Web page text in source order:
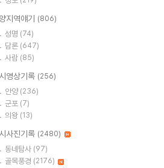
지역얘기 (806)
성명 (74)
담론 (647)
사람 (85)
영상기록 (256)
안양 (236)
군포 (7)
의왕 (13)
사진기록 (2480)
동네탐사 (97)
골목풍경 (2176)